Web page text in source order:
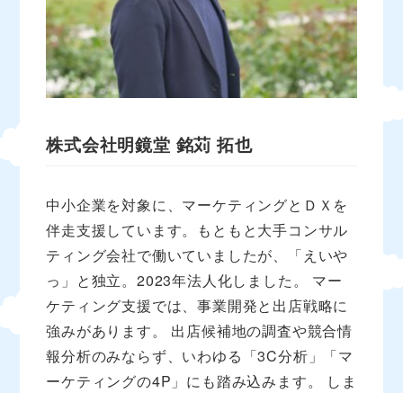
株式会社明鏡堂 銘苅 拓也
中小企業を対象に、マーケティングとＤＸを
伴走支援しています。もともと大手コンサル
ティング会社で働いていましたが、「えいや
っ」と独立。2023年法人化しました。 マー
ケティング支援では、事業開発と出店戦略に
強みがあります。 出店候補地の調査や競合情
報分析のみならず、いわゆる「3C分析」「マ
ーケティングの4P」にも踏み込みます。 しま